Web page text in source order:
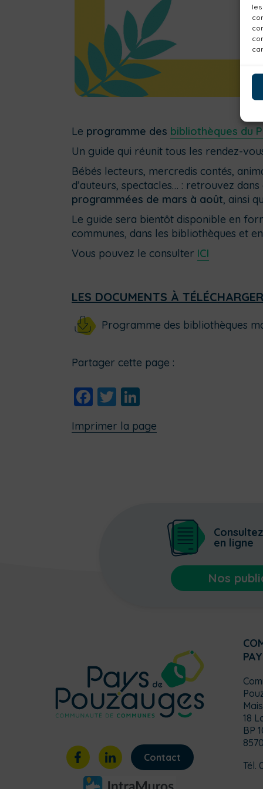
Le programme des bibliothèques du
Un guide qui réunit tous les rendez-
Bébés lecteurs, mercredis contés,
d’auteurs, spectacles… : retrouvez
programmées de mars à août, ainsi
Le guide sera bientôt disponible en
communes, dans les bibliothèques et
Vous pouvez le consulter ICI
LES DOCUMENTS À TÉLÉCHARGER
Programme des bibliothèques
Partager cette page :
Facebook
Twitter
Imprimer la page
en ligne
Nos
Contact
18
BP
Tél.